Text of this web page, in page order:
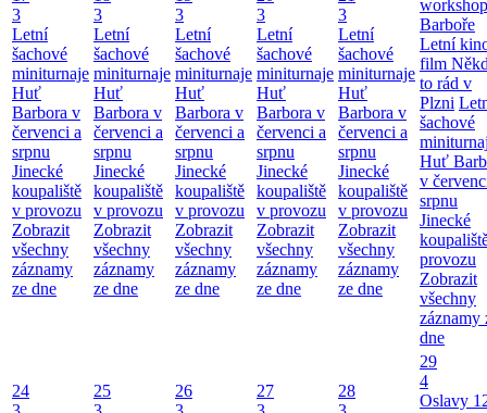
3
Letní
šachové
miniturnaje
Huť
Barbora v
červenci a
srpnu
Jinecké
koupaliště
v provozu
Zobrazit
všechny
záznamy
ze dne
3
Letní
šachové
miniturnaje
Huť
Barbora v
červenci a
srpnu
Jinecké
koupaliště
v provozu
Zobrazit
všechny
záznamy
ze dne
3
Letní
šachové
miniturnaje
Huť
Barbora v
červenci a
srpnu
Jinecké
koupaliště
v provozu
Zobrazit
všechny
záznamy
ze dne
3
Letní
šachové
miniturnaje
Huť
Barbora v
červenci a
srpnu
Jinecké
koupaliště
v provozu
Zobrazit
všechny
záznamy
ze dne
3
Letní
šachové
miniturnaje
Huť
Barbora v
červenci a
srpnu
Jinecké
koupaliště
v provozu
Zobrazit
všechny
záznamy
ze dne
Barboře
Letní
film
to rád v
Plzni
šachové
Huť
v
srpnu
Jinecké
provozu
Zobrazit
všechny
záznamy
dne
24
25
26
27
28
29
4
Oslavy